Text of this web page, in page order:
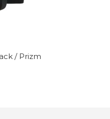
/ Prizm